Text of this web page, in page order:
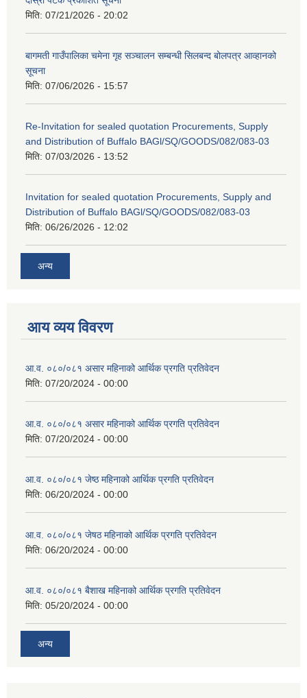
मिति: 07/21/2026 - 20:02
बागमती गाउँपालिका चमेना गृह सञ्चालन सम्बन्धी सिलबन्द बोलपत्र आव्हानको
सूचना
मिति: 07/06/2026 - 15:57
Re-Invitation for sealed quotation Procurements, Supply
and Distribution of Buffalo BAGl/SQ/GOODS/082/083-03
मिति: 07/03/2026 - 13:52
Invitation for sealed quotation Procurements, Supply and
Distribution of Buffalo BAGl/SQ/GOODS/082/083-03
मिति: 06/26/2026 - 12:02
अन्य
आय व्यय विवरण
आ.व. ०८०/०८१ असार महिनाको आर्थिक प्रगति प्रतिवेदन
मिति: 07/20/2024 - 00:00
आ.व. ०८०/०८१ असार महिनाको आर्थिक प्रगति प्रतिवेदन
मिति: 07/20/2024 - 00:00
आ.व. ०८०/०८१ जेष्ठ महिनाको आर्थिक प्रगति प्रतिवेदन
मिति: 06/20/2024 - 00:00
आ.व. ०८०/०८१ जेषठ महिनाको आर्थिक प्रगति प्रतिवेदन
मिति: 06/20/2024 - 00:00
आ.व. ०८०/०८१ बैशाख महिनाको आर्थिक प्रगति प्रतिवेदन
मिति: 05/20/2024 - 00:00
अन्य